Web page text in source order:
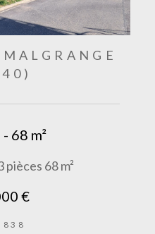
68 m²
68 m²
€
838